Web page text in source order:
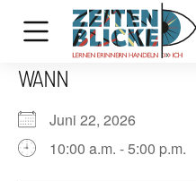
WANN
Juni 22, 2026
10:00 a.m. - 5:00 p.m.